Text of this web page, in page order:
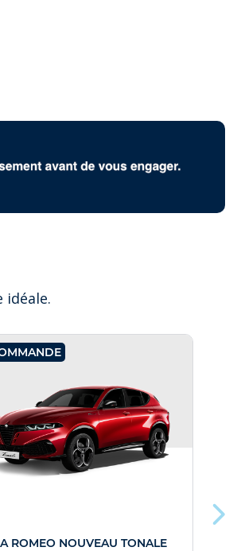
idéale.
ROMEO NOUVEAU TONALE